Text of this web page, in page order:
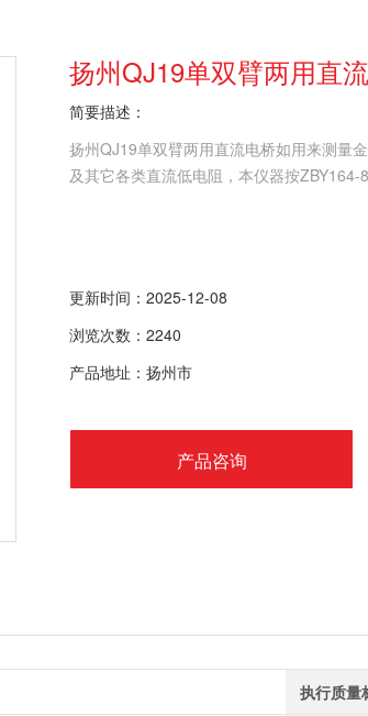
扬州QJ19单双臂两用直
简要描述：
扬州QJ19单双臂两用直流电桥如用来测量
及其它各类直流低电阻，本仪器按ZBY164-
更新时间：2025-12-08
浏览次数：2240
产品地址：扬州市
产品咨询
执行质量